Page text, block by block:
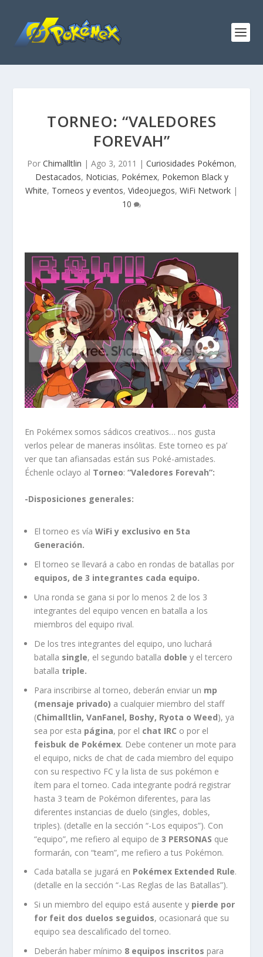
TORNEO: “VALEDORES
FOREVAH”
Por Chimalltlin | Ago 3, 2011 | Curiosidades Pokémon,
Destacados, Noticias, Pokémex, Pokemon Black y
White, Torneos y eventos, Videojuegos, WiFi Network |
10
En Pokémex somos sádicos creativos… nos gusta
verlos pelear de maneras insólitas. Este torneo es pa’
ver que tan afiansadas están sus Poké-amistades.
Échenle oclayo al Torneo:“Valedores Forevah”:
-Disposiciones generales:
El torneo es víaWiFi y exclusivo en 5ta
Generación.
El torneo se llevará a cabo en rondas de batallas por
equipos, de 3 integrantes cada equipo.
Una ronda se gana si por lo menos 2 de los 3
integrantes del equipo vencen en batalla a los
miembros del equipo rival.
De los tres integrantes del equipo, uno luchará
batalla single, el segundo batalla doble y el tercero
batalla triple.
Para inscribirse al torneo, deberán enviar un mp
(mensaje privado) a cualquier miembro del staff
(Chimalltlin, VanFanel, Boshy, Ryota o Weed), ya
sea por esta página, por el chat IRC o por el
feisbuk de Pokémex. Debe contener un mote para
el equipo, nicks de chat de cada miembro del equipo
con su respectivo FC y la lista de sus pokémon e
ítem para el torneo. Cada integrante podrá registrar
hasta 3 team de Pokémon diferentes, para las
diferentes instancias de duelo (singles, dobles,
triples). (detalle en la sección “-Los equipos”). Con
“equipo”, me refiero al equipo de3 PERSONAS que
formarán, con “team”, me refiero a tus Pokémon.
Cada batalla se jugará en Pokémex Extended Rule.
(detalle en la sección “-Las Reglas de las Batallas”).
Si un miembro del equipo está ausente y pierde por
for feit dos duelos seguidos, ocasionará que su
equipo sea descalificado del torneo.
Deberán haber mínimo 8 equipos inscritos para